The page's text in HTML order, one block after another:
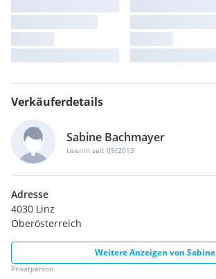
Verkäuferdetails
Sabine Bachmayer
User:in seit 09/2013
Adresse
4030 Linz
Oberösterreich
Weitere Anzeigen von Sabine
Privatperson